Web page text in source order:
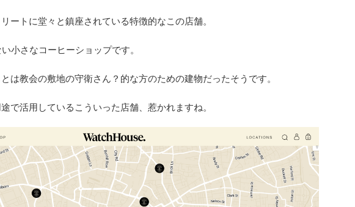
ートに堂々と鎮座されている特徴的なこの店舗。
小さなコーヒーショップです。
は教会の敷地の守衛さん？的な方のための建物だったそうです。
で活用しているこういった店舗、惹かれますね。